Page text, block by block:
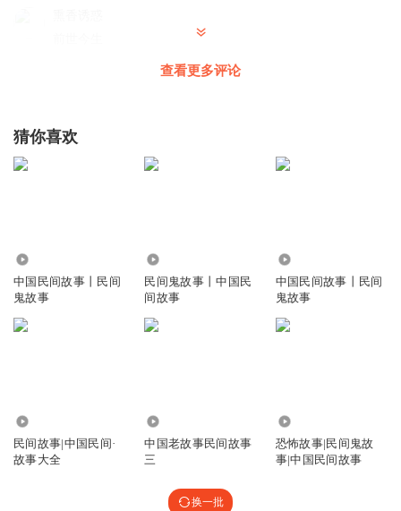
查看更多评论
猜你喜欢
中国民间故事丨民间
鬼故事
民间鬼故事丨中国民
间故事
中国民间故事丨民间
鬼故事
民间故事|中国民间·
故事大全
中国老故事民间故事
三
恐怖故事|民间鬼故
事|中国民间故事
换一批